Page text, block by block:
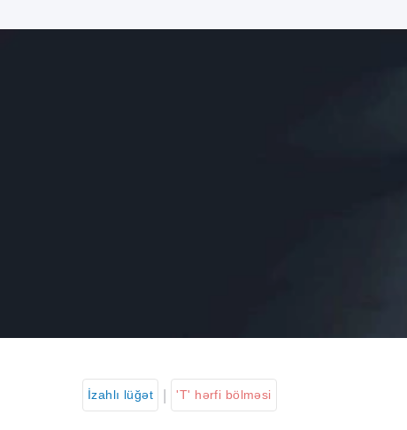
İzahlı lüğət 'T' hərfi bölməsi